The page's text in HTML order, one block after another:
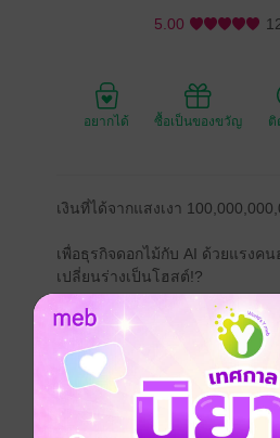
5.00
อยากได้ ซื้อเป็นของขวัญ ติ
เงินที่ได้จากแสงเงา
เพื่อธุรกิจดอกไม้กับ AI ด้วยแรงค
เปลี่ยนร่างเป็นโฮสต์!?
ผู้กุมกุญแจในโรดแมพใหม่สู่เงิน
ฮารุก็คือผู้ชายคนนั้น…!!!
การ์ตูนญี่ปุ่น หักเหลี่ยมเฉือนค